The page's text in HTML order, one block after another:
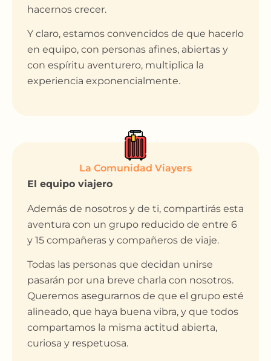
hacernos crecer.
Y claro, estamos convencidos de que hacerlo
en equipo, con personas afines, abiertas y
con espíritu aventurero, multiplica la
experiencia exponencialmente.
La Comunidad Viayers
El equipo viajero
Además de nosotros y de ti, compartirás esta
aventura con un grupo reducido de entre 6
y 15 compañeras y compañeros de viaje.
Todas las personas que decidan unirse
pasarán por una breve charla con nosotros.
Queremos asegurarnos de que el grupo esté
alineado, que haya buena vibra, y que todos
compartamos la misma actitud abierta,
curiosa y respetuosa.